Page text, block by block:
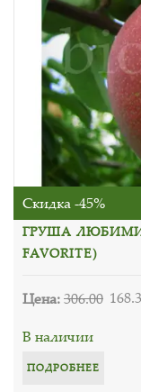
Скидка -45%
ГРУША
FAVORITE)
Цена:306.00
В наличии
ПОДРОБНЕЕ